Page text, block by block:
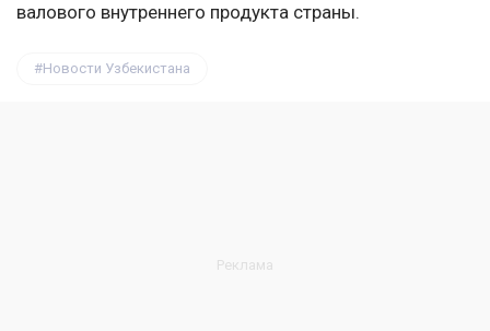
валового внутреннего продукта страны.
Новости Узбекистана